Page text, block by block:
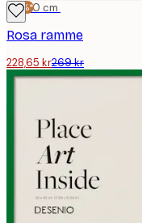
-15%*
30x40 cm
Rosa ramme
228,65 kr269 kr